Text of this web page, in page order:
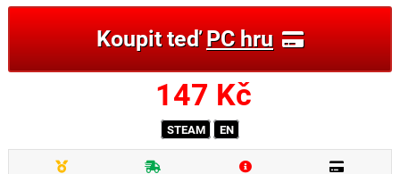
Koupit teďPC hru
147 Kč
STEAM EN